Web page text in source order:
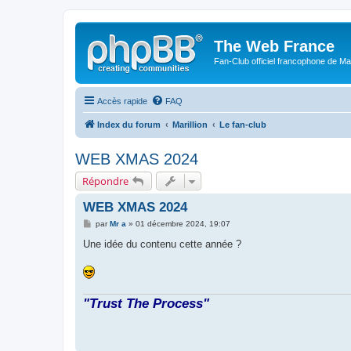
The Web France
Fan-Club officiel francophone de
Accès rapide FAQ
Index du forum Marillion Le fan-club
WEB XMAS 2024
Répondre
WEB XMAS 2024
M
s
g
e
parMr a » 01 décembre 2024, 19:07
Une idée du contenu cette année ?
"Trust The Process"